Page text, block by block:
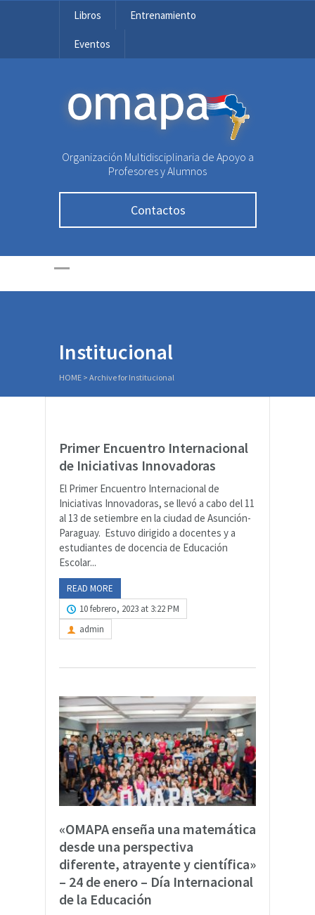
Libros Entrenamiento
Eventos
OMAPA
Organización Multidisciplinaria de Apoyo a
Profesores y Alumnos
Contactos
Institucional
HOME > Archive for Institucional
Primer Encuentro Internacional
de Iniciativas Innovadoras
El Primer Encuentro Internacional de
Iniciativas Innovadoras, se llevó a cabo del 11
al 13 de setiembre en la ciudad de Asunción-
Paraguay. Estuvo dirigido a docentes y a
estudiantes de docencia de Educación
Escolar...
READ MORE
10 febrero, 2023 at 3:22 PM
admin
«OMAPA enseña una matemática
desde una perspectiva
diferente, atrayente y científica»
– 24 de enero – Día Internacional
de la Educación